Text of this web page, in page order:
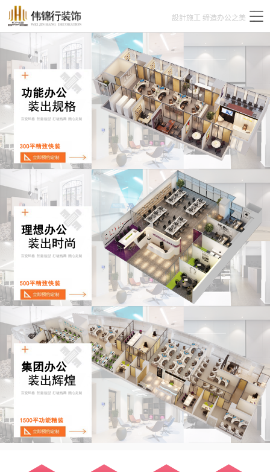
設計施工 缔造办公之美